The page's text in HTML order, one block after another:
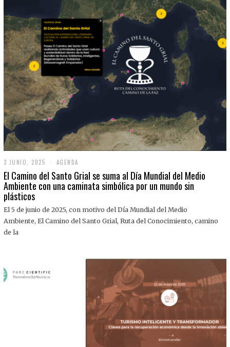
3 JUNIO, 2025
J
U
N
,
0
AGENDA
El Camino del Santo Grial se suma al Día Mundial del Medio
Ambiente con una caminata simbólica por un mundo sin
plásticos
El 5 de junio de 2025, con motivo del Día Mundial del Medio
Ambiente, El Camino del Santo Grial, Ruta del Conocimiento, camino
de la